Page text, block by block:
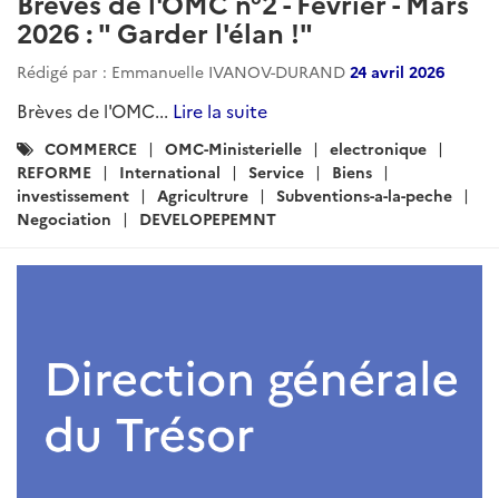
2026 : " Garder l'élan !"
Rédigé par : Emmanuelle IVANOV-DURAND 24 avril 2026
Brèves de l'OMC... Lire la suite
Catégories
:
COMMERCE OMC-Ministerielle
electronique
REFORME
International Service
Biens
investissement
Agricultrure
Subventions-a-la-peche
Negociation
DEVELOPEPEMNT